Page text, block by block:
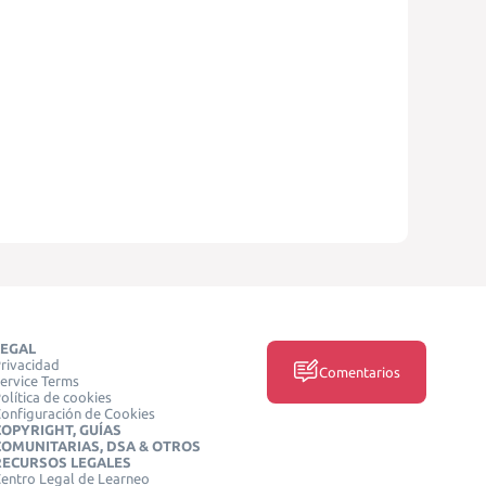
Terms
de cookies
de Cookies
GUÍAS
DSA & OTROS
LEGALES
Legal de Learneo
Comentarios